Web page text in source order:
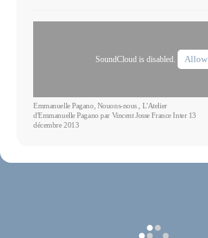
SoundCloud is disabled. Allow
Emmanuelle Pagano, Nouons-nous , L'Atelier
d'Emmanuelle Pagano par Vincent Josse France Inter 13
décembre 2013